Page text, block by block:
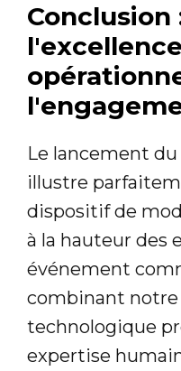
Conclusion
l'excellence
Le lancement
illustre
dispositif de
à la hauteur des
événement
combinant
technologique
expertise